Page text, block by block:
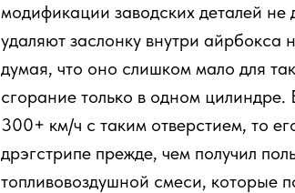
модификации заводских деталей
удаляют заслонку внутри айрбокса
думая, что оно слишком мало для
сгорание только в одном
300+ км/ч с таким отверстием, то
дрэгстрипе прежде, чем получил
топливовоздушной смеси, которые